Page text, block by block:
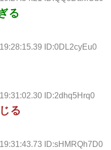
る
ID:0DL2cyEu0
ID:2dhq5Hrq0
る
ID:sHMRQh7D0